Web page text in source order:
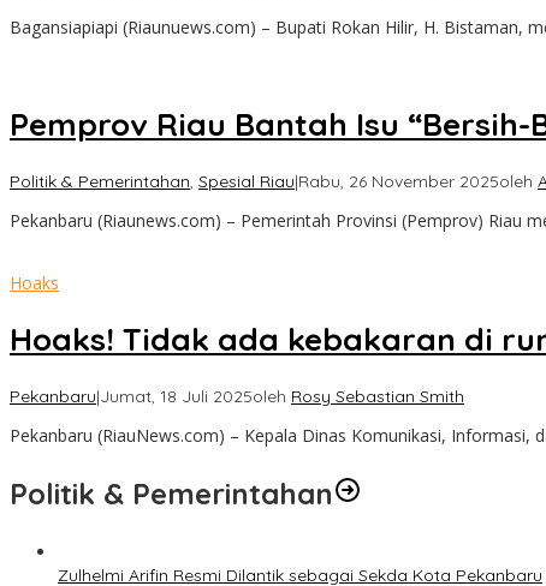
Bagansiapiapi (Riaunuews.com) – Bupati Rokan Hilir, H. Bistaman,
Pemprov Riau Bantah Isu
Politik & Pemerintahan, Spesial Riau|Rabu, 26 November 2025oleh
Pekanbaru (Riaunews.com) – Pemerintah Provinsi (Pemprov) Riau
Hoaks
Hoaks! Tidak ada kebakaran di
Pekanbaru|Jumat, 18 Juli 2025oleh Rosy Sebastian Smith
Pekanbaru (RiauNews.com) – Kepala Dinas Komunikasi, Informasi,
Politik & Pemerintahan
Zulhelmi Arifin Resmi Dilantik sebagai Sekda Kota Pekanbaru